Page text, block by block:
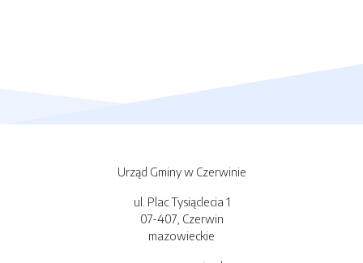
Urząd Gminy w Czerwinie
ul. Plac Tysiąclecia 1
07-407, Czerwin
mazowieckie